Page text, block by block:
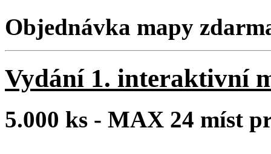
Objednávka mapy
Vydání 1. interaktivní
5.000 ks - MAX 24 míst